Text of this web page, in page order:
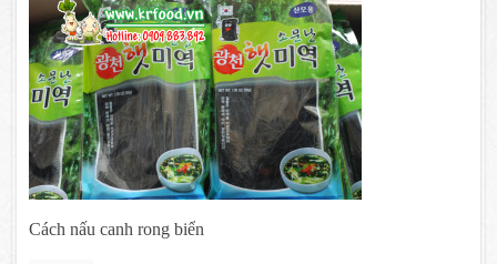
Cách nấu canh rong biển